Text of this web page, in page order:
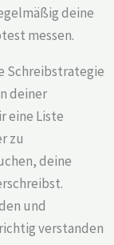
deine
messen.
Schreibstrategie
deiner
eine Liste
zu
deine
und
verstanden